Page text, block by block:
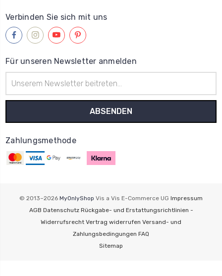
Verbinden Sie sich mit uns
Für unseren Newsletter anmelden
Mail-
Adresse
Zahlungsmethode
© 2013–2026 MyOnlyShop Vis a Vis E-Commerce UG Impressum
AGB Datenschutz Rückgabe- und Erstattungsrichtlinien -
Widerrufsrecht Vertrag widerrufen Versand- und
Zahlungsbedingungen FAQ
Sitemap